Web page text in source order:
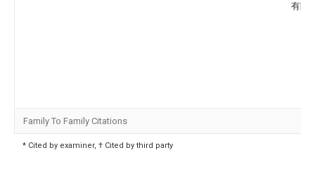
有限
Family To Family Citations
* Cited by examiner, † Cited by third party